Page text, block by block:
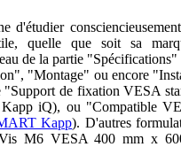
d'étudier
quelle que soit sa
de la partie
"Montage" ou encore
de fixation VESA
iQ), ou "Compatible
Kapp). D'autres
M6 VESA 400 mm x